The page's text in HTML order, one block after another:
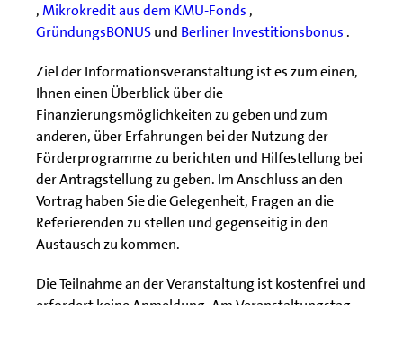
,Mikrokredit aus dem KMU-Fonds ,
GründungsBONUSund Berliner Investitionsbonus .
Ziel der Informationsveranstaltung ist es zum einen,
Ihnen einen Überblick über die
Finanzierungsmöglichkeiten zu geben und zum
anderen, über Erfahrungen bei der Nutzung der
Förderprogramme zu berichten und Hilfestellung bei
der Antragstellung zu geben. Im Anschluss an den
Vortrag haben Sie die Gelegenheit, Fragen an die
Referierenden zu stellen und gegenseitig in den
Austausch zu kommen.
Die Teilnahme an der Veranstaltung ist kostenfrei und
erfordert keine Anmeldung. Am Veranstaltungstag